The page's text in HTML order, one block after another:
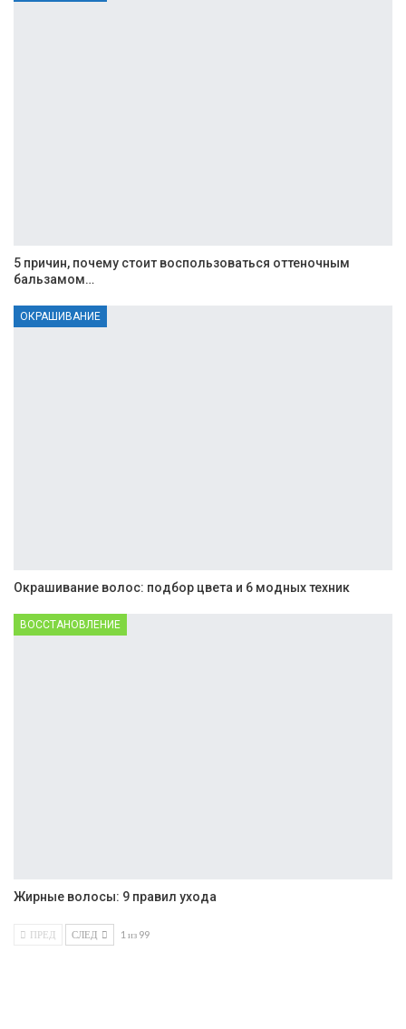
5 причин, почему стоит воспользоваться оттеночным
бальзамом…
ОКРАШИВАНИЕ
Окрашивание волос: подбор цвета и 6 модных техник
ВОССТАНОВЛЕНИЕ
Жирные волосы: 9 правил ухода
ПРЕД СЛЕД 1 из 99